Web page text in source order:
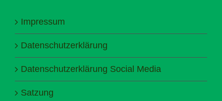
Impressum
Datenschutzerklärung
Datenschutzerklärung Social Media
Satzung